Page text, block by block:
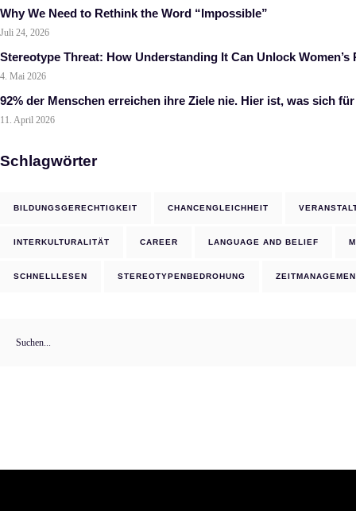
Why We Need to Rethink the Word “Impossible”
Juli 24, 2026
Stereotype Threat: How Understanding It Can Unlock Women’s
4. Mai 2026
92% der Menschen erreichen ihre Ziele nie. Hier ist, was sich
11. April 2026
Schlagwörter
BILDUNGSGERECHTIGKEIT CHANCENGLEICHHEIT
INTERKULTURALITÄT CAREER LANGUAGE AND BELIEF
SCHNELLLESEN STEREOTYPENBEDROHUNG
nach: